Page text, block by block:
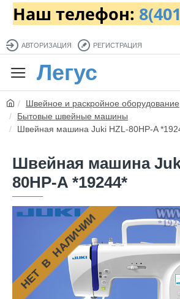
Наш телефон:
АВТОРИЗАЦИЯ РЕГИСТРАЦИЯ
Легус
Швейное и раскройное оборудование
Бытовые швейные машины
Швейная машина Juki HZL-80HP-A
Швейная машина
80HP-A *19244*
НЕТ В НАЛИЧИИ